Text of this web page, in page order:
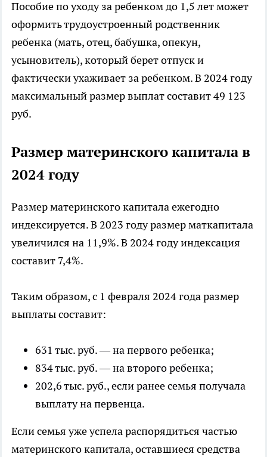
Пособие по уходу за ребенком до 1,5 лет может
оформить трудоустроенный родственник
ребенка (мать, отец, бабушка, опекун,
усыновитель), который берет отпуск и
фактически ухаживает за ребенком. В 2024 году
максимальный размер выплат составит 49 123
руб.
Размер материнского капитала в
2024 году
Размер материнского капитала ежегодно
индексируется. В 2023 году размер маткапитала
увеличился на 11,9%. В 2024 году индексация
составит 7,4%.
Таким образом, с 1 февраля 2024 года размер
выплаты составит:
631 тыс. руб. — на первого ребенка;
834 тыс. руб. — на второго ребенка;
202,6 тыс. руб., если ранее семья получала
выплату на первенца.
Если семья уже успела распорядиться частью
материнского капитала, оставшиеся средства